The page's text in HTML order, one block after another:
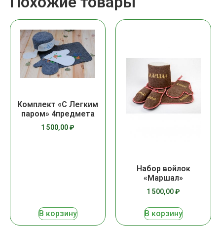
Комплект «С Легким
паром» 4предмета
1 500,00₽
В корзину
Набор войлок
«Маршал»
1 500,00₽
В корзину